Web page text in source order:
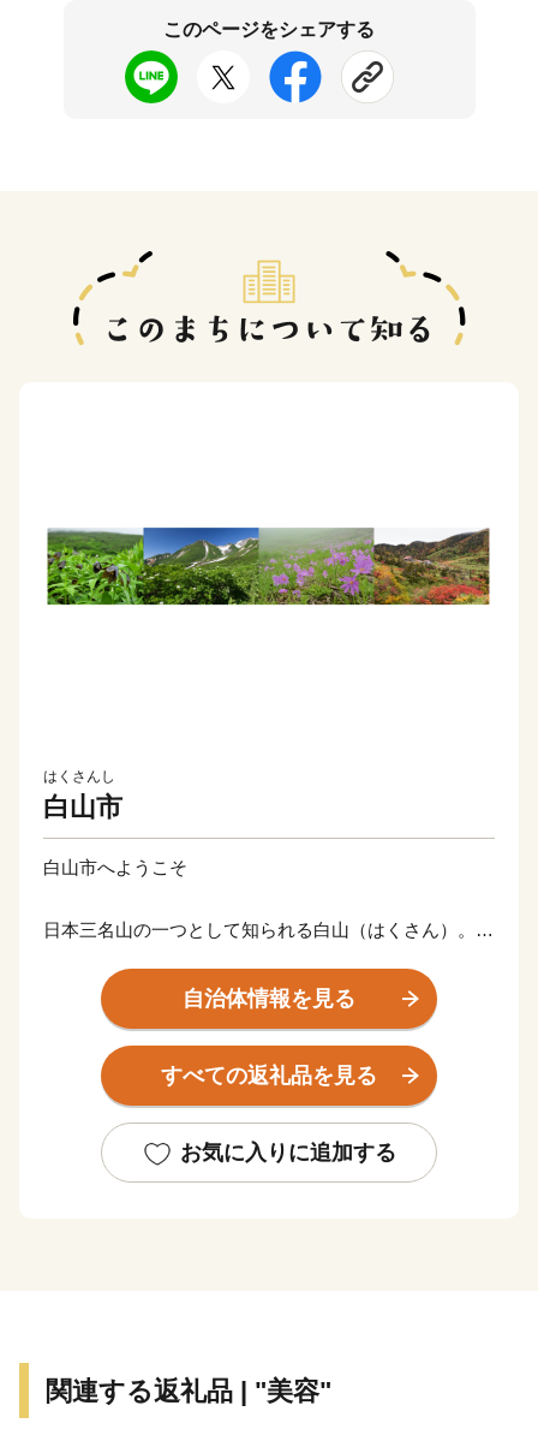
このページをシェアする
はくさんし
白山市
白山市へようこそ
日本三名山の一つとして知られる白山（はくさん）。
中で育まれてきました。
平成の大合併により白山の名を冠し、山から海までの広
い地域が一つになりました。
これからも市民一体となって地域づくりに取り組んでい
いいとこ白山「白山市」をよろしくお願いいたします。
の国内版である日本ジオパークが合せて４４箇所（２０
自治体情報を見る
すべての返礼品を見る
お気に入りに追加する
関連する返礼品 | "美容"